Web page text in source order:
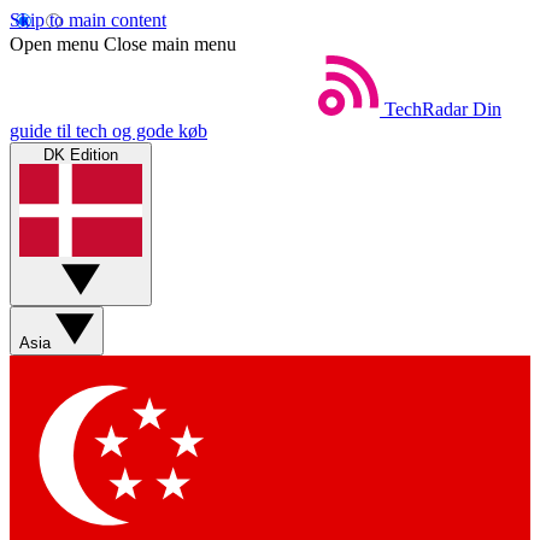
Skip to main content
Open menu Close main menu
TechRadar Din
guide til tech og gode køb
DK Edition
Asia